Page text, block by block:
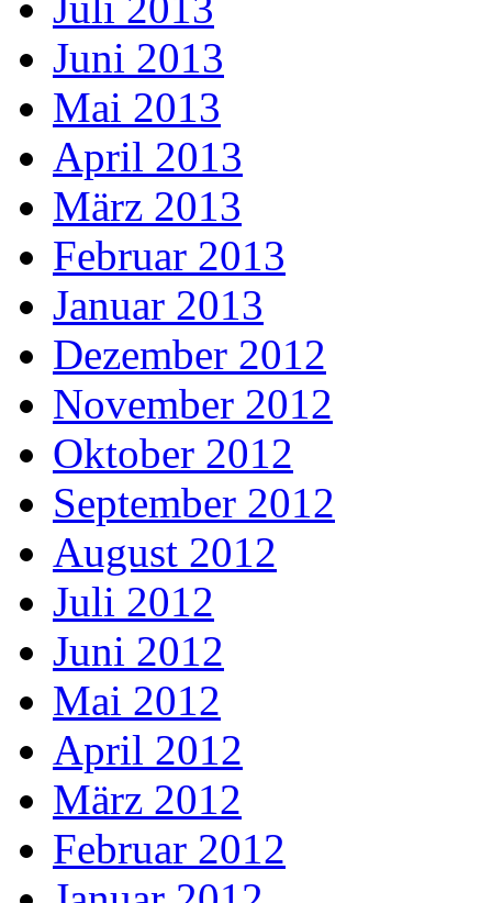
Juni 2013
Mai 2013
April 2013
März 2013
Februar 2013
Januar 2013
Dezember 2012
November 2012
Oktober 2012
September 2012
August 2012
Juli 2012
Juni 2012
Mai 2012
April 2012
März 2012
Februar 2012